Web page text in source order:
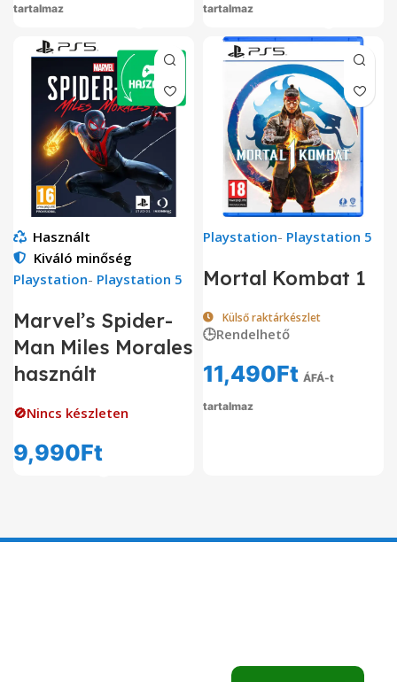
tartalmaz tartalmaz
Használt
Kiváló minőség
Playstation- Playstation 5
Marvel’s Spider-
Man Miles Morales
használt
🚫Nincs készleten
9,990Ft
Playstation- Playstation 5
Mortal Kombat 1
Külső raktárkészlet
🕒Rendelhető
11,490Ft ÁFÁ-t
tartalmaz